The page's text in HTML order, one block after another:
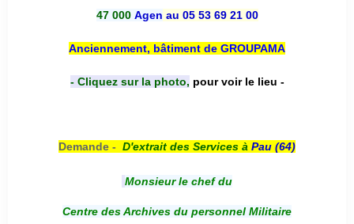
47 000 Agen au 05 53 69 21 00
Anciennement, bâtiment de GROUPAMA
- Cliquez sur la photo, pour voir le lieu -
Demande - D'extrait des Services à Pau (64)
Monsieur le chef du
Centre des Archives du personnel Militaire